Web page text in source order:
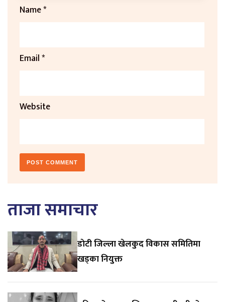
Name*
Email*
Website
ताजा समाचार
डाेटी जिल्ला खेलकुद विकास समितिमा
खड्का नियुक्त